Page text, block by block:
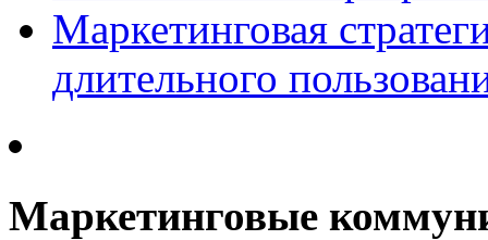
Маркетинговая
длительного
Маркетинговые